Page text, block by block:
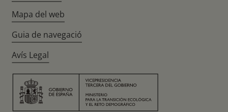
Mapa del web
Guia de navegació
Avís Legal